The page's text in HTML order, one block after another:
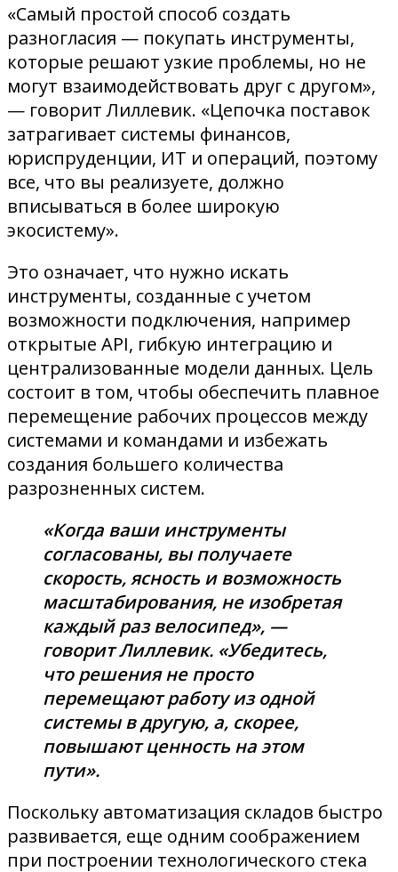
«Самый простой способ создать
разногласия — покупать инструменты,
которые решают узкие проблемы, но не
могут взаимодействовать друг с другом»,
— говорит Лиллевик. «Цепочка поставок
затрагивает системы финансов,
юриспруденции, ИТ и операций, поэтому
все, что вы реализуете, должно
вписываться в более широкую
экосистему».
Это означает, что нужно искать
инструменты, созданные с учетом
возможности подключения, например
открытые API, гибкую интеграцию и
централизованные модели данных. Цель
состоит в том, чтобы обеспечить плавное
перемещение рабочих процессов между
системами и командами и избежать
создания большего количества
разрозненных систем.
«Когда ваши инструменты
согласованы, вы получаете
скорость, ясность и возможность
масштабирования, не изобретая
каждый раз велосипед», —
говорит Лиллевик. «Убедитесь,
что решения не просто
перемещают работу из одной
системы в другую, а, скорее,
повышают ценность на этом
пути».
Поскольку автоматизация складов быстро
развивается, еще одним соображением
при построении технологического стека